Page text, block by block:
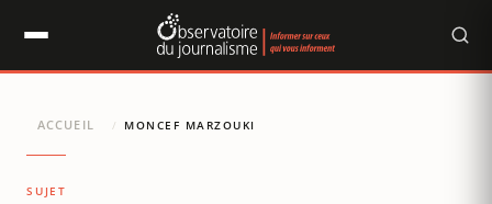
ACCUEIL / MONCEF MARZOUKI
SUJET
Panneau de gestion des cookies